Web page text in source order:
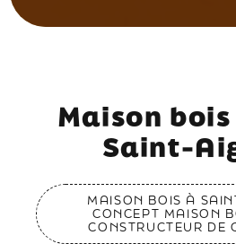
Maison
Saint-
MAISON BOIS À
CONCEPT MAISON
CONSTRUCTEUR DE